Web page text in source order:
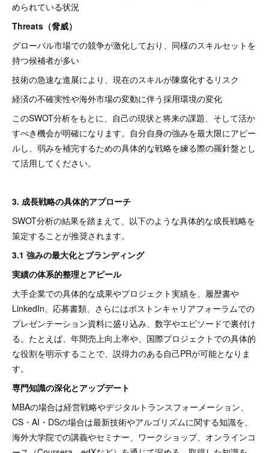
められている状況
Threats（脅威）
グローバル市場での競争が激化しており、同様のスキルセットを
持つ候補者が多い
技術の急速な進展により、現在のスキルが陳腐化するリスク
経済の不確実性や海外市場の変動に伴う採用環境の変化
このSWOT分析をもとに、自己の現状と将来の課題、そして活か
すべき機会が明確になります。自分自身の強みを最大限にアピー
ルし、弱みを補完するための具体的な戦略を練る際の羅針盤とし
て活用してください。
3. 成長戦略の具体的アプローチ
SWOT分析の結果を踏まえて、以下のような具体的な成長戦略を
策定することが推奨されます。
3.1 強みの最大化とブランディング
実績の体系的整理とアピール
大手企業での具体的な成果やプロジェクト実績を、履歴書や
LinkedIn、応募書類、さらにはボストンキャリアフォーラムでの
プレゼンテーション資料に盛り込み、数字やエピソードで裏付け
る。たとえば、年間売上向上率や、国際プロジェクトでの具体的
な役割を明示することで、説得力のある自己PRが可能となりま
す。
専門知識の深化とアップデート
MBAの場合は経営戦略やデジタルトランスフォーメーション、
CS・AI・DSの場合は最新技術やアルゴリズムに関する知識を、
海外大学院での講義やセミナー、ワークショップ、オンラインコ